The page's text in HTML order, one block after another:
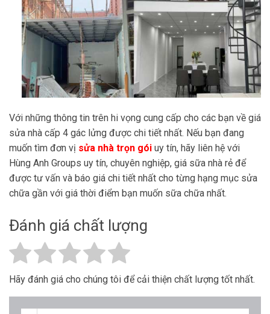
Với những thông tin trên hi vọng cung cấp cho các bạn về giá
sửa nhà cấp 4 gác lửng được chi tiết nhất. Nếu bạn đang
muốn tìm đơn vị sửa nhà trọn gói uy tín, hãy liên hệ với
Hùng Anh Groups uy tín, chuyên nghiệp, giá sữa nhà rẻ để
được tư vấn và báo giá chi tiết nhất cho từng hạng mục sửa
chữa gần với giá thời điểm bạn muốn sữa chữa nhất.
Đánh giá chất lượng
Hãy đánh giá cho chúng tôi để cải thiện chất lượng tốt nhất.